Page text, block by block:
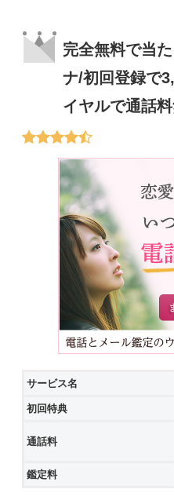
完全無料で当
ナ/初回登録で
イヤルで通話
サービス名
初回特典
通話料
鑑定料